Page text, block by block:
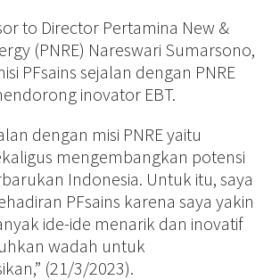
to Director Pertamina New &
(PNRE) Nareswari Sumarsono,
PFsains sejalan dengan PNRE
inovator EBT.
dengan misi PNRE yaitu
mengembangkan potensi
Indonesia. Untuk itu, saya
PFsains karena saya yakin
ide-ide menarik dan inovatif
wadah untuk
(21/3/2023).